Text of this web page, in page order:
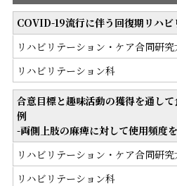
COVID-19流行に伴う回復期リハ
リハビリテーション・ケア合同研
リハビリテーション科
合意目標と趣味活動の獲得を通し
例
-両側上肢の麻痺に対して使用頻度
リハビリテーション・ケア合同研
リハビリテーション科